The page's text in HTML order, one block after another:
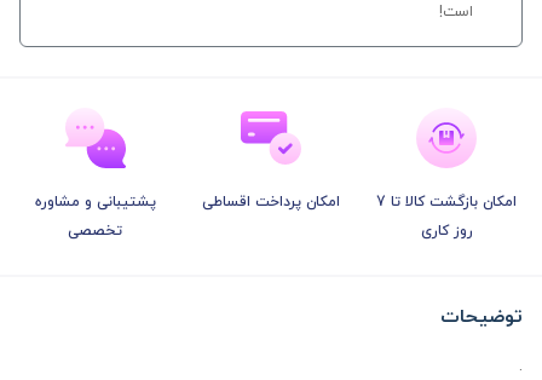
است!
امکان بازگشت کالا تا 7
روز کاری
امکان پرداخت اقساطی
پشتیبانی و مشاوره
تخصصی
توضیحات
.